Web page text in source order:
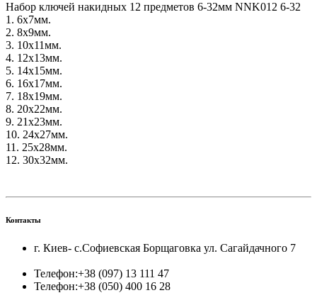
Набор ключей накидных 12 предметов 6-32мм NNK012 6-32
1. 6х7мм.
2. 8х9мм.
3. 10х11мм.
4. 12х13мм.
5. 14х15мм.
6. 16х17мм.
7. 18х19мм.
8. 20х22мм.
9. 21х23мм.
10. 24х27мм.
11. 25х28мм.
12. 30х32мм.
Контакты
г. Киев- с.Софиевская Борщаговка ул. Сагайдачного 7
Телефон:+38 (097) 13 111 47
Телефон:+38 (050) 400 16 28